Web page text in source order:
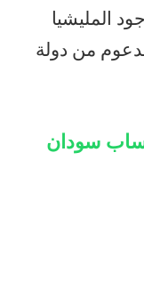
المليشيا
من دولة
سودان